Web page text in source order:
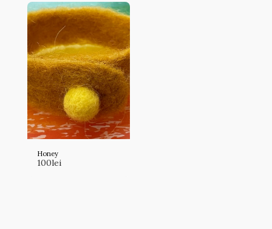
Honey
100lei